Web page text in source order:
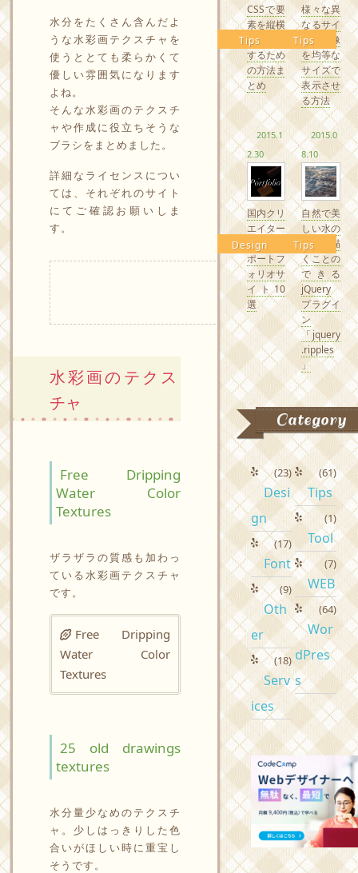
水分をたくさん含んだよ
うな水彩画テクスチャを
使うととても柔らかくて
優しい雰囲気になります
よね。
そんな水彩画のテクスチ
ャや作成に役立ちそうな
ブラシをまとめました。
詳細なライセンスについ
ては、それぞれのサイト
にてご確認お願いしま
す。
水彩画のテクス
チャ
Free Dripping
Water Color
Textures
ザラザラの質感も加わっ
ている水彩画テクスチャ
です。
Free Dripping
Water Color
Textures
25 old drawings
textures
水分量少なめのテクスチ
ャ。少しはっきりした色
合いがほしい時に重宝し
そうです。
Tips
CSSで要
素を縦横
中央配置
するため
の方法ま
とめ
Tips
様々な異
なるサイ
ズの画像
を均等な
サイズで
表示させ
る方法
2015.1
2.30
Design
国内クリ
エイター
の素敵な
ポートフ
ォリオサ
イト10
選
2015.0
8.10
Tips
自然で美
しい水の
波紋を描
くことの
できる
jQuery
プラグイ
ン
「jquery
.ripples
」
Category
Desi
gn
(23)
Font
(17)
Oth
er
(9)
Serv
ices
(18)
Tips
(61)
Tool
(1)
WEB
(7)
Wor
dPres
s
(64)